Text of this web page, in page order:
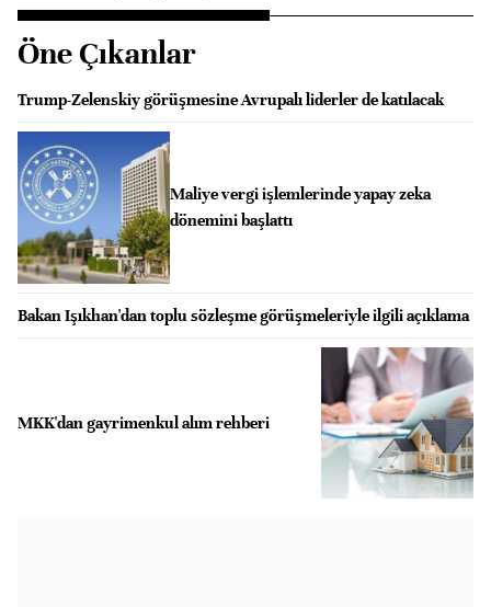
Öne Çıkanlar
Trump-Zelenskiy görüşmesine Avrupalı liderler de katılacak
Maliye vergi işlemlerinde yapay zeka
dönemini başlattı
Bakan Işıkhan'dan toplu sözleşme görüşmeleriyle ilgili açıklama
MKK'dan gayrimenkul alım rehberi